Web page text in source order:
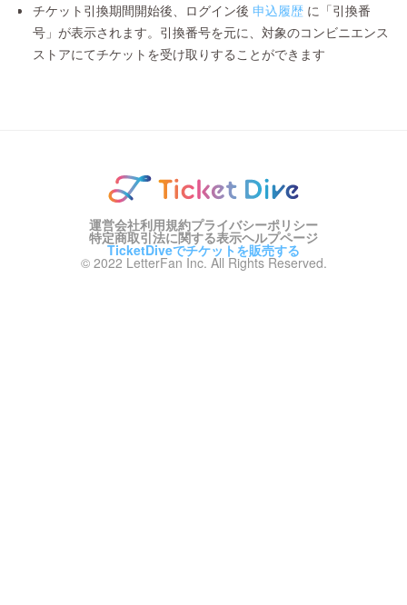
チケット引換期間開始後、ログイン後 申込履歴 に「引換番
号」が表示されます。引換番号を元に、対象のコンビニエンス
ストアにてチケットを受け取りすることができます
運営会社利用規約プライバシーポリシー
特定商取引法に関する表示ヘルプページ
TicketDiveでチケットを販売する
© 2022 LetterFan Inc. All Rights Reserved.